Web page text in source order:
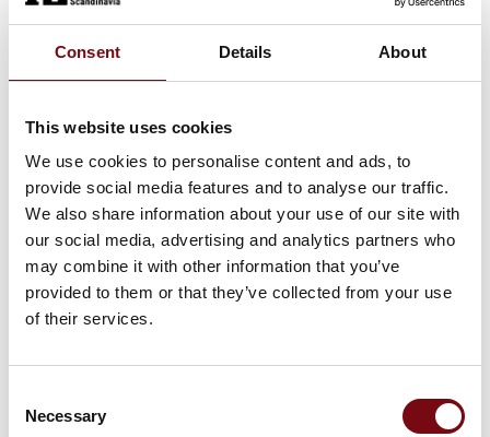
Consent Details About
This website uses cookies
We use cookies to personalise content and ads, to
provide social media features and to analyse our traffic.
We also share information about your use of our site with
our social media, advertising and analytics partners who
may combine it with other information that you’ve
provided to them or that they’ve collected from your use
of their services.
Selection
Necessary
Sikre sensorfunktioner = effektiv
automatisering
styreskabe. Pilz' sensorteknologi PSEN giver også